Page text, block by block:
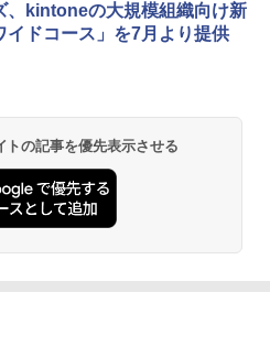
、kintoneの大規模組織向け新
イドコース」を7月より提供
の記事を優先表示させる